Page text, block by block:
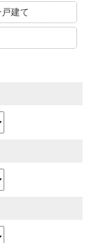
建て